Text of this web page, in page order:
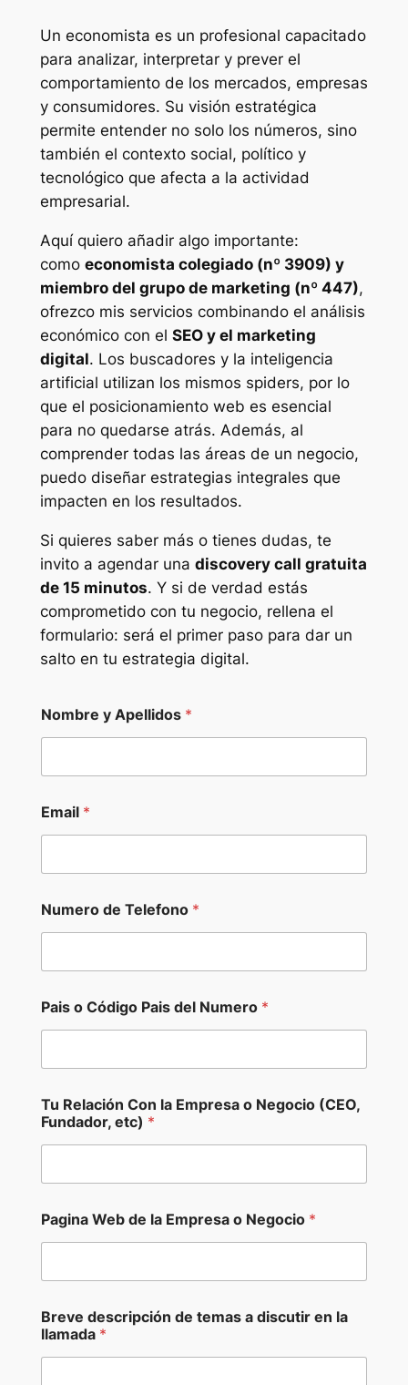
Un economista es un profesional capacitado
para analizar, interpretar y prever el
comportamiento de los mercados, empresas
y consumidores. Su visión estratégica
permite entender no solo los números, sino
también el contexto social, político y
tecnológico que afecta a la actividad
empresarial.
Aquí quiero añadir algo importante:
como economista colegiado (nº 3909) y
miembro del grupo de marketing (nº 447),
ofrezco mis servicios combinando el análisis
económico con el SEO y el marketing
digital. Los buscadores y la inteligencia
artificial utilizan los mismos spiders, por lo
que el posicionamiento web es esencial
para no quedarse atrás. Además, al
comprender todas las áreas de un negocio,
puedo diseñar estrategias integrales que
impacten en los resultados.
Si quieres saber más o tienes dudas, te
invito a agendar una discovery call gratuita
de 15 minutos. Y si de verdad estás
comprometido con tu negocio, rellena el
formulario: será el primer paso para dar un
salto en tu estrategia digital.
C
o
Nombre y Apellidos *
Email *
Numero de Telefono *
Pais o Código Pais del Numero *
Tu Relación Con la Empresa o Negocio (CEO,
Fundador, etc) *
Pagina Web de la Empresa o Negocio *
Breve descripción de temas a discutir en la
llamada *